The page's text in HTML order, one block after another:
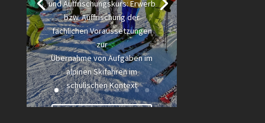
und Auffrischungskurs: Erwerb
bzw. Auffrischung der
fachlichen Voraussetzungen
zur
Übernahme von Aufgaben im
alpinen Skifahren im
schulischen Kontext